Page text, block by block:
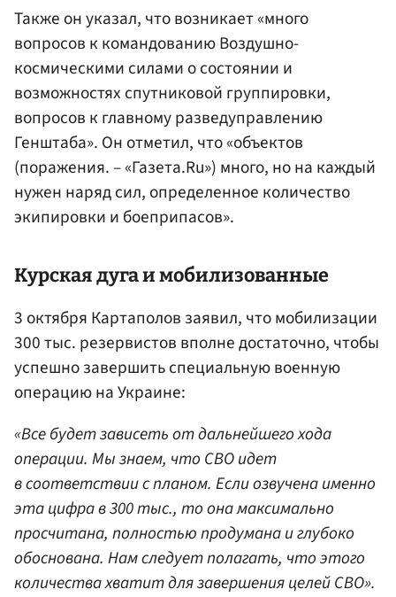
Также он указал, что возникает «много
вопросов к командованию Воздушно-
космическими силами о состоянии и
возможностях спутниковой группировки,
вопросов к главному разведуправлению
Генштаба». Он отметил, что «объектов
(поражения. – «Газета.Ru») много, но на каждый
нужен наряд сил, определенное количество
экипировки и боеприпасов».
Курская дуга и мобилизованные
3 октября Картаполов заявил, что мобилизации
300 тыс. резервистов вполне достаточно, чтобы
успешно завершить специальную военную
операцию на Украине:
«Все будет зависеть от дальнейшего хода
операции. Мы знаем, что СВО идет
в соответствии с планом. Если озвучена именно
эта цифра в 300 тыс., то она максимально
просчитана, полностью продумана и глубоко
обоснована. Нам следует полагать, что этого
количества хватит для завершения целей СВО».